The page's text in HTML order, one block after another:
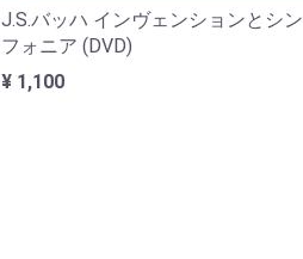
J.S.バッハ インヴェンションとシン
フォニア (DVD)
¥ 1,100